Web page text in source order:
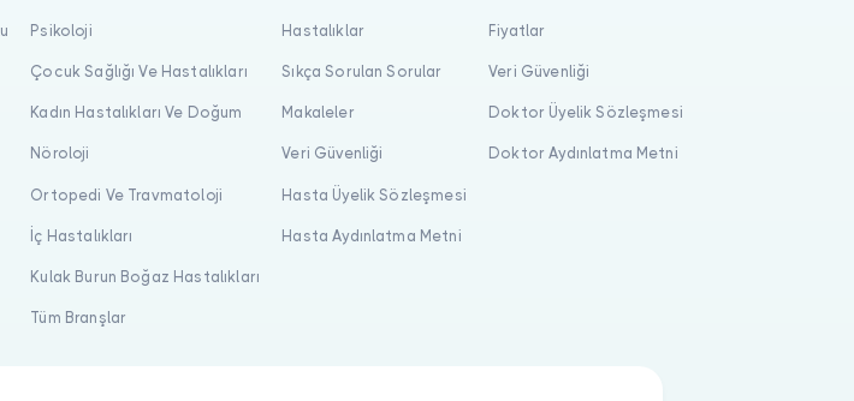
Psikoloji
Çocuk Sağlığı Ve Hastalıkları
Kadın Hastalıkları Ve Doğum
Nöroloji
Ortopedi Ve Travmatoloji
İç Hastalıkları
Kulak Burun Boğaz Hastalıkları
Tüm Branşlar
Hastalıklar
Sıkça Sorulan Sorular
Makaleler
Veri Güvenliği
Hasta Üyelik Sözleşmesi
Hasta Aydınlatma Metni
Fiyatlar
Veri Güvenliği
Doktor Üyelik Sözleşmesi
Doktor Aydınlatma Metni